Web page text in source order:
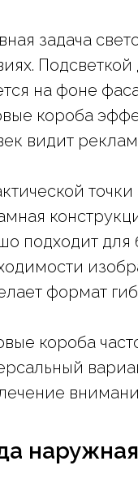
задача
на фоне
короба
видит
подходит
формат
короба